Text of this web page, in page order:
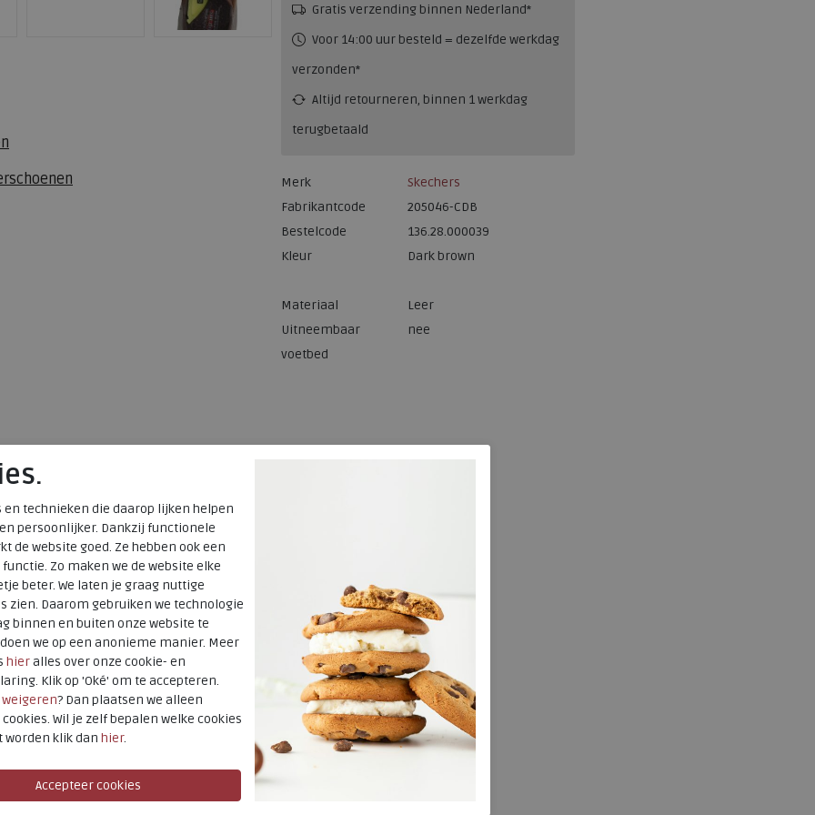
Gratis verzending binnen Nederland*
Voor 14:00 uur besteld = dezelfde werkdag
verzonden*
Altijd retourneren, binnen 1 werkdag
terugbetaald
Merk
Skechers
Fabrikantcode
205046-CDB
Bestelcode
136.28.000039
Kleur
Dark brown
Materiaal
Leer
Uitneembaar
voetbed
nee
Skechers
Go Walk Flex-Smooth Motion
en technieken die daarop lijken helpen
persoonlijker. Dankzij functionele
de website goed. Ze hebben ook een
Zo maken we de website elke
beter. We laten je graag nuttige
zien. Daarom gebruiken we technologie
binnen en buiten onze website te
we op een anonieme manier. Meer
hieralles over onze cookie- en
Klik op 'Oké' om te accepteren.
weigeren? Dan plaatsen we alleen
Wil je zelf bepalen welke cookies
worden klik dan hier.